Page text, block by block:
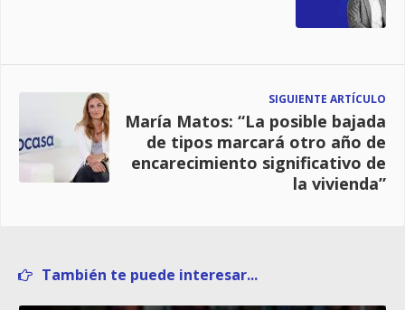
SIGUIENTE ARTÍCULO
María Matos: “La posible bajada
de tipos marcará otro año de
encarecimiento significativo de
la vivienda”
También te puede interesar...